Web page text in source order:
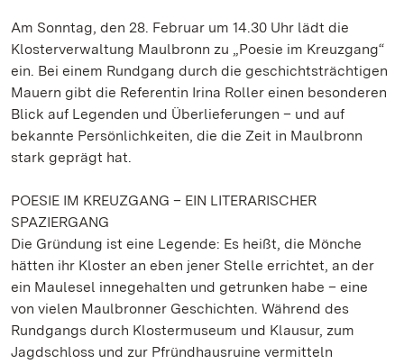
Am Sonntag, den 28. Februar um 14.30 Uhr lädt die
Klosterverwaltung Maulbronn zu „Poesie im Kreuzgang“
ein. Bei einem Rundgang durch die geschichtsträchtigen
Mauern gibt die Referentin Irina Roller einen besonderen
Blick auf Legenden und Überlieferungen – und auf
bekannte Persönlichkeiten, die die Zeit in Maulbronn
stark geprägt hat.
POESIE IM KREUZGANG – EIN LITERARISCHER
SPAZIERGANG
Die Gründung ist eine Legende: Es heißt, die Mönche
hätten ihr Kloster an eben jener Stelle errichtet, an der
ein Maulesel innegehalten und getrunken habe – eine
von vielen Maulbronner Geschichten. Während des
Rundgangs durch Klostermuseum und Klausur, zum
Jagdschloss und zur Pfründhausruine vermitteln